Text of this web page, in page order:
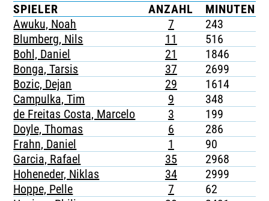
TICKETING
SPIELER
ANZAHL MINUTEN
Awuku, Noah
7 243
Blumberg, Nils
11 516
Bohl, Daniel
21 1846
Bonga, Tarsis
37 2699
Bozic, Dejan
29 1614
Campulka, Tim
9 348
de Freitas Costa, Marcelo
3 199
Doyle, Thomas
6 286
Frahn, Daniel
1 90
Garcia, Rafael
35 2968
Hoheneder, Niklas
34 2999
Hoppe, Pelle
7 62